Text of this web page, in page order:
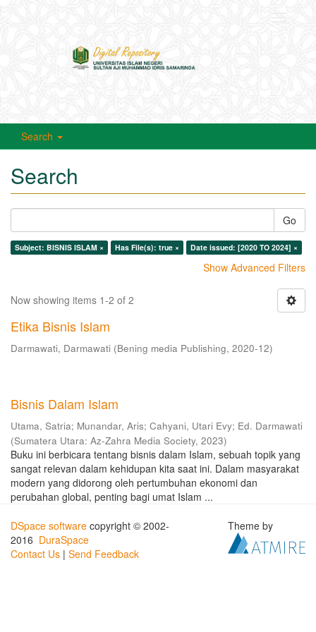
Search
Search
Go
Subject: BISNIS ISLAM × Has File(s): true × Date issued: [2020 TO 2024] ×
Show Advanced Filters
Now showing items 1-2 of 2
Etika Bisnis Islam
Darmawati, Darmawati (Bening media Publishing, 2020-12)
Bisnis Dalam Islam
Utama, Satria; Munandar, Aris; Cahyani, Utari Evy; Ed. Darmawati
(Sumatera Utara: Az-Zahra Media Society, 2023)
Buku ini berbicara tentang bisnis dalam Islam, sebuah topik yang
sangat relevan dalam kehidupan kita saat ini. Dalam masyarakat
modern yang didorong oleh pertumbuhan ekonomi dan
perubahan global, penting bagi umat Islam ...
DSpace software copyright © 2002-
2016 DuraSpace
Contact Us | Send Feedback
Theme by